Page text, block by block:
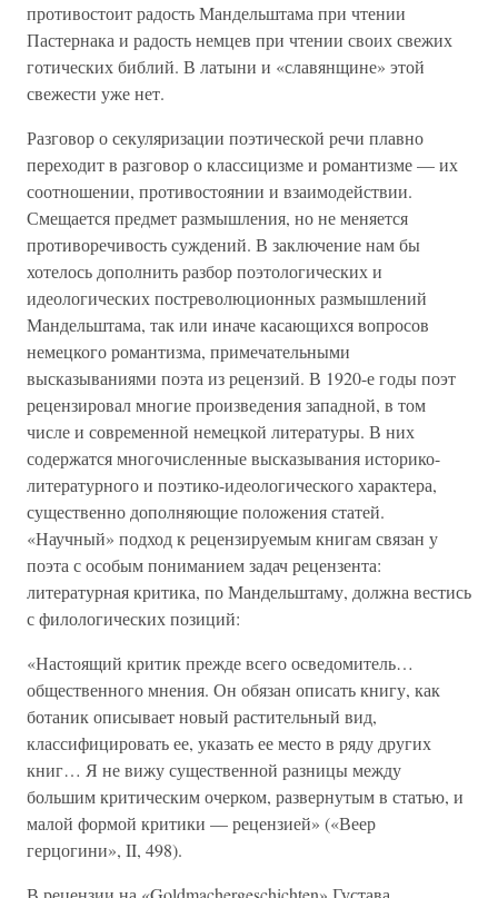
противостоит радость Мандельштама при чтении
Пастернака и радость немцев при чтении своих свежих
готических библий. В латыни и «славянщине» этой
свежести уже нет.
Разговор о секуляризации поэтической речи плавно
переходит в разговор о классицизме и романтизме — их
соотношении, противостоянии и взаимодействии.
Смещается предмет размышления, но не меняется
противоречивость суждений. В заключение нам бы
хотелось дополнить разбор поэтологических и
идеологических постреволюционных размышлений
Мандельштама, так или иначе касающихся вопросов
немецкого романтизма, примечательными
высказываниями поэта из рецензий. В 1920-е годы поэт
рецензировал многие произведения западной, в том
числе и современной немецкой литературы. В них
содержатся многочисленные высказывания историко-
литературного и поэтико-идеологического характера,
существенно дополняющие положения статей.
«Научный» подход к рецензируемым книгам связан у
поэта с особым пониманием задач рецензента:
литературная критика, по Мандельштаму, должна вестись
с филологических позиций:
«Настоящий критик прежде всего осведомитель…
общественного мнения. Он обязан описать книгу, как
ботаник описывает новый растительный вид,
классифицировать ее, указать ее место в ряду других
книг… Я не вижу существенной разницы между
большим критическим очерком, развернутым в статью, и
малой формой критики — рецензией» («Веер
герцогини», II, 498).